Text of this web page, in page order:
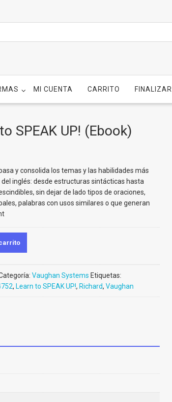
MI CUENTA CARRITO
SPEAK UP! (Ebook)
y consolida los temas y las habilidades más
inglés: desde estructuras sintácticas hasta
sin dejar de lado tipos de oraciones,
palabras con usos similares o que generan
Vaughan Systems Etiquetas:
, Learn to SPEAK UP!, Richard, Vaughan